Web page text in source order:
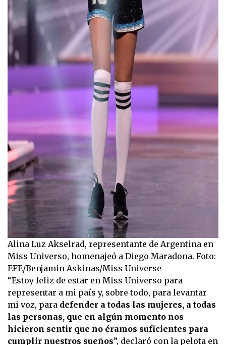
Alina Luz Akselrad, representante de Argentina en
Miss Universo, homenajeó a Diego Maradona. Foto:
EFE/Benjamin Askinas/Miss Universe
“Estoy feliz de estar en Miss Universo para
representar a mi país y, sobre todo, para levantar
mi voz, para defender a todas las mujeres, a todas
las personas, que en algún momento nos
hicieron sentir que no éramos suficientes para
cumplir nuestros sueños”, declaró con la pelota en